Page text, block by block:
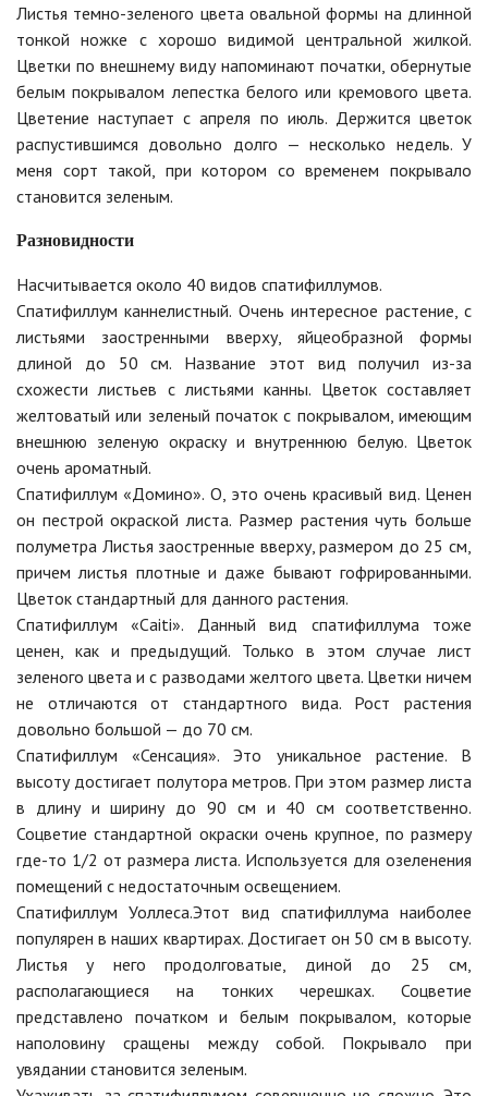
Листья темно-зеленого цвета овальной формы на длинной
тонкой ножке с хорошо видимой центральной жилкой.
Цветки по внешнему виду напоминают початки, обернутые
белым покрывалом лепестка белого или кремового цвета.
Цветение наступает с апреля по июль. Держится цветок
распустившимся довольно долго — несколько недель. У
меня сорт такой, при котором со временем покрывало
становится зеленым.
Разновидности
Насчитывается около 40 видов спатифиллумов.
Спатифиллум каннелистный. Очень интересное растение, с
листьями заостренными вверху, яйцеобразной формы
длиной до 50 см. Название этот вид получил из-за
схожести листьев с листьями канны. Цветок составляет
желтоватый или зеленый початок с покрывалом, имеющим
внешнюю зеленую окраску и внутреннюю белую. Цветок
очень ароматный.
Спатифиллум «Домино». О, это очень красивый вид. Ценен
он пестрой окраской листа. Размер растения чуть больше
полуметра Листья заостренные вверху, размером до 25 см,
причем листья плотные и даже бывают гофрированными.
Цветок стандартный для данного растения.
Спатифиллум «Caiti». Данный вид спатифиллума тоже
ценен, как и предыдущий. Только в этом случае лист
зеленого цвета и с разводами желтого цвета. Цветки ничем
не отличаются от стандартного вида. Рост растения
довольно большой — до 70 см.
Спатифиллум «Сенсация». Это уникальное растение. В
высоту достигает полутора метров. При этом размер листа
в длину и ширину до 90 см и 40 см соответственно.
Соцветие стандартной окраски очень крупное, по размеру
где-то 1/2 от размера листа. Используется для озеленения
помещений с недостаточным освещением.
Спатифиллум Уоллеса.Этот вид спатифиллума наиболее
популярен в наших квартирах. Достигает он 50 см в высоту.
Листья у него продолговатые, диной до 25 см,
располагающиеся на тонких черешках. Соцветие
представлено початком и белым покрывалом, которые
наполовину сращены между собой. Покрывало при
увядании становится зеленым.